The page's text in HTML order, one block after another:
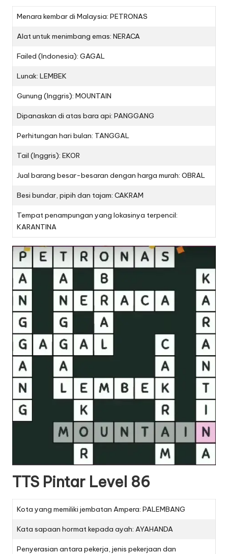
Menara kembar di Malaysia: PETRONAS
Alat untuk menimbang emas: NERACA
Failed (Indonesia): GAGAL
Lunak: LEMBEK
Gunung (Inggris): MOUNTAIN
Dipanaskan di atas bara api: PANGGANG
Perhitungan hari bulan: TANGGAL
Tail (Inggris): EKOR
Jual barang besar-besaran dengan harga murah: OBRAL
Besi bundar, pipih dan tajam: CAKRAM
Tempat penampungan yang lokasinya terpencil:
KARANTINA
TTS Pintar Level 86
Kota yang memiliki jembatan Ampera: PALEMBANG
Kata sapaan hormat kepada ayah: AYAHANDA
Penyerasian antara pekerja, jenis pekerjaan dan